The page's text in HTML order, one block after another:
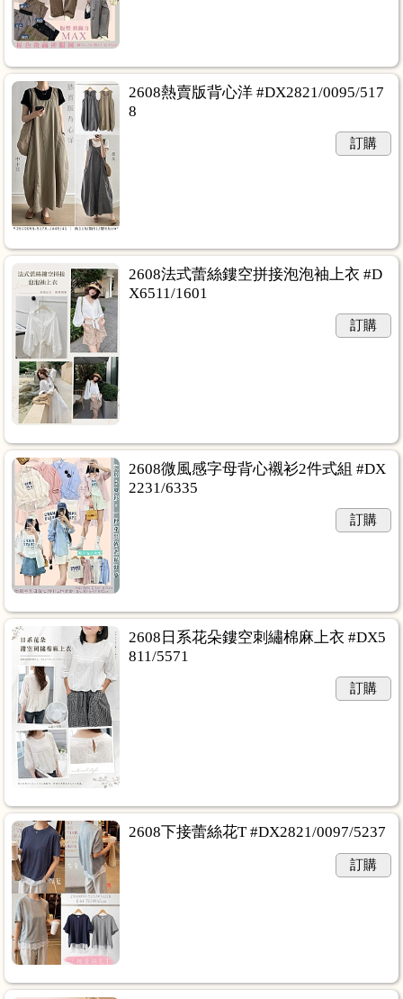
2608熱賣版背心洋 #DX2821/0095/517
8
訂購
2608法式蕾絲鏤空拼接泡泡袖上衣 #D
X6511/1601
訂購
2608微風感字母背心襯衫2件式組 #DX
2231/6335
訂購
2608日系花朵鏤空刺繡棉麻上衣 #DX5
811/5571
訂購
2608下接蕾絲花T #DX2821/0097/5237
訂購